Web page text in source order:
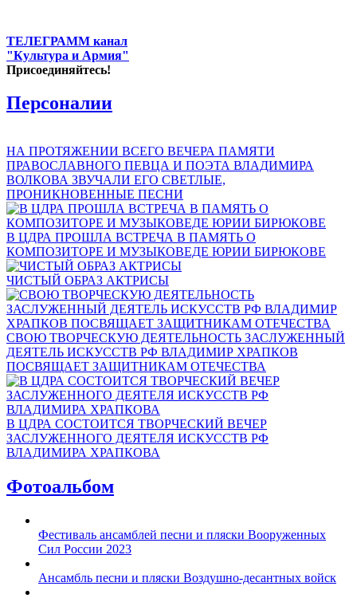
ТЕЛЕГРАММ канал
"Культура и Армия"
Присоединяйтесь!
Персоналии
НА ПРОТЯЖЕНИИ ВСЕГО ВЕЧЕРА ПАМЯТИ
ПРАВОСЛАВНОГО ПЕВЦА И ПОЭТА ВЛАДИМИРА
ВОЛКОВА ЗВУЧАЛИ ЕГО СВЕТЛЫЕ,
ПРОНИКНОВЕННЫЕ ПЕСНИ
В ЦДРА ПРОШЛА ВСТРЕЧА В ПАМЯТЬ О
КОМПОЗИТОРЕ И МУЗЫКОВЕДЕ ЮРИИ БИРЮКОВЕ
ЧИСТЫЙ ОБРАЗ АКТРИСЫ
СВОЮ ТВОРЧЕСКУЮ ДЕЯТЕЛЬНОСТЬ ЗАСЛУЖЕННЫЙ
ДЕЯТЕЛЬ ИСКУССТВ РФ ВЛАДИМИР ХРАПКОВ
ПОСВЯЩАЕТ ЗАЩИТНИКАМ ОТЕЧЕСТВА
В ЦДРА СОСТОИТСЯ ТВОРЧЕСКИЙ ВЕЧЕР
ЗАСЛУЖЕННОГО ДЕЯТЕЛЯ ИСКУССТВ РФ
ВЛАДИМИРА ХРАПКОВА
Фотоальбом
Фестиваль ансамблей песни и пляски Вооруженных
Сил России 2023
Ансамбль песни и пляски Воздушно-десантных войск